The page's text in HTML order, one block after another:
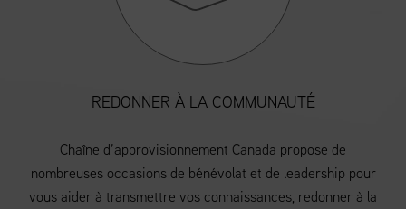
REDONNER À LA COMMUNAUTÉ
Chaîne d’approvisionnement Canada propose de
nombreuses occasions de bénévolat et de leadership pour
vous aider à transmettre vos connaissances, redonner à la